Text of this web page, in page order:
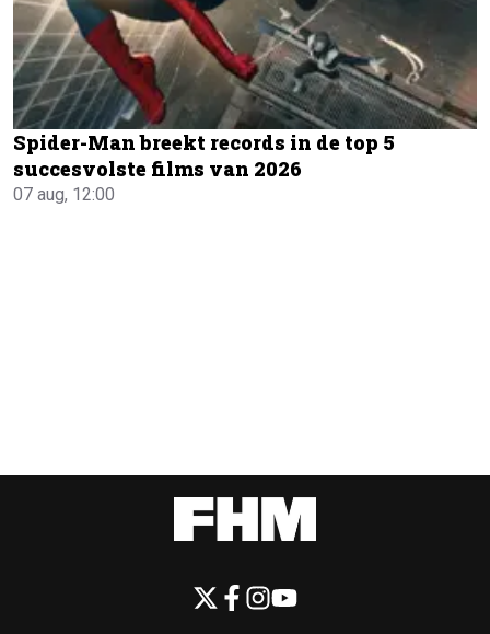
Spider-Man breekt records in de top 5
succesvolste films van 2026
07 aug, 12:00